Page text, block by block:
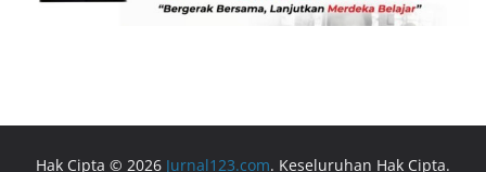
Hak Cipta © 2026 Jurnal123.com. Keseluruhan Hak Cipta.